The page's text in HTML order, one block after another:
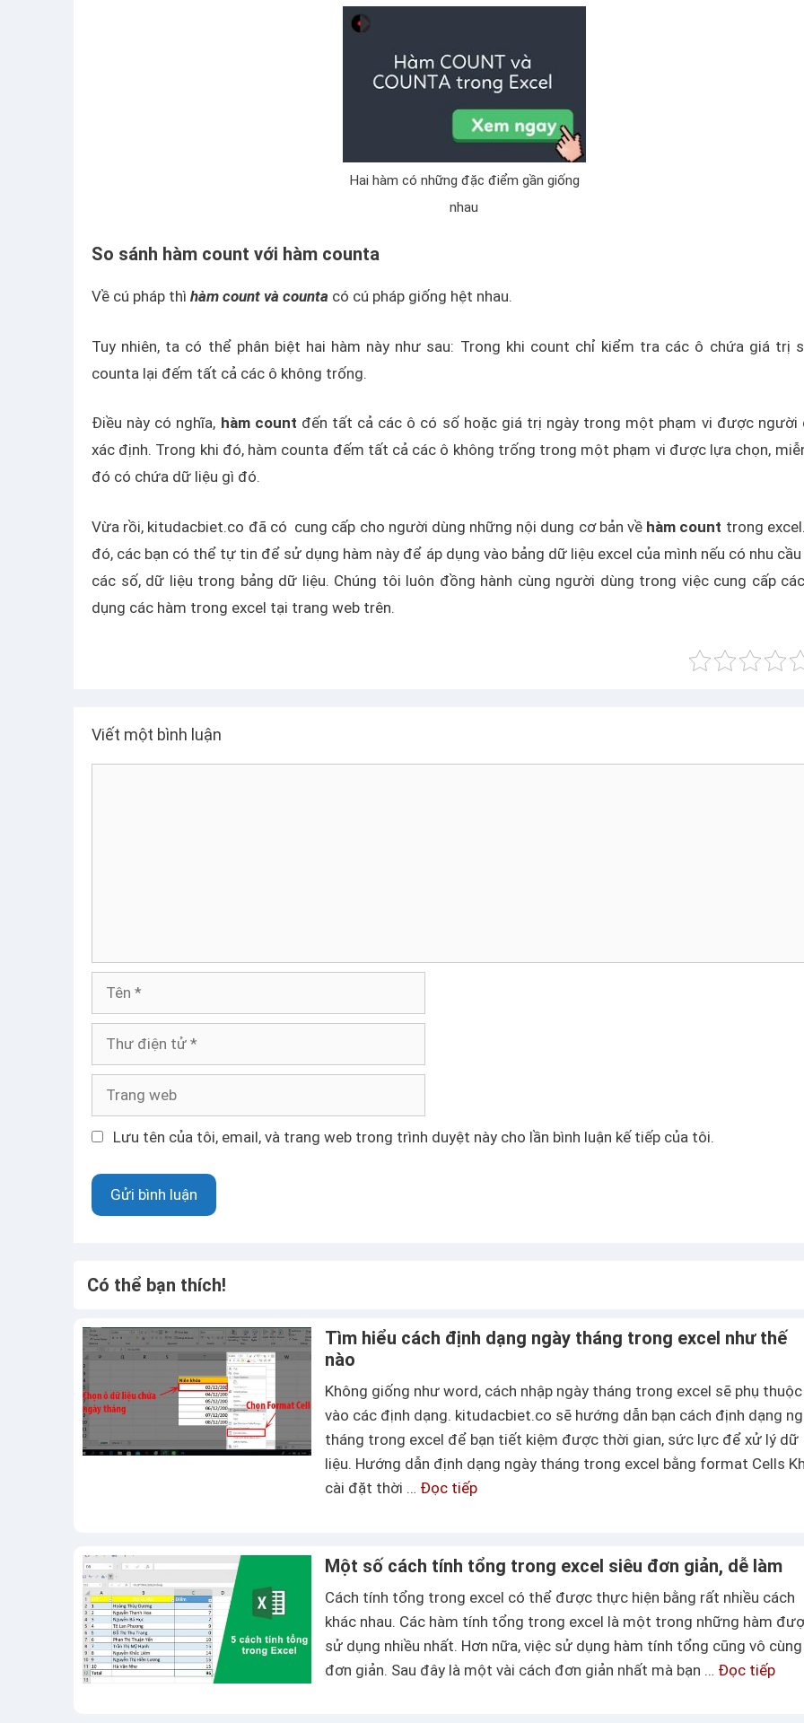
Hai hàm có những đặc điểm gần giống
nhau
So sánh hàm count với hàm counta
Về cú pháp thì hàm count và counta có cú pháp giống hệt nhau.
Tuy nhiên, ta có thể phân biệt hai hàm này như sau: Trong khi count chỉ kiểm tra các ô chứa giá trị
counta lại đếm tất cả các ô không trống.
Điều này có nghĩa, hàm count đến tất cả các ô có số hoặc giá trị ngày trong một phạm vi được người
xác định. Trong khi đó, hàm counta đếm tất cả các ô không trống trong một phạm vi được lựa chọn,
đó có chứa dữ liệu gì đó.
Vừa rồi, kitudacbiet.co đã có cung cấp cho người dùng những nội dung cơ bản về hàm count trong
đó, các bạn có thể tự tin để sử dụng hàm này để áp dụng vào bảng dữ liệu excel của mình nếu có nhu
các số, dữ liệu trong bảng dữ liệu. Chúng tôi luôn đồng hành cùng người dùng trong việc cung cấp
dụng các hàm trong excel tại trang web trên.
Viết một bình luận
i
n
t
a
g
w
Lưu tên của tôi, email, và trang web trong trình duyệt này cho lần bình luận kế tiếp của tôi.
Có thể bạn thích!
Tìm hiểu cách định dạng ngày tháng trong excel như thế
nào
Không giống như word, cách nhập ngày tháng trong excel sẽ phụ thuộc
vào các định dạng. kitudacbiet.co sẽ hướng dẫn bạn cách định dạng
tháng trong excel để bạn tiết kiệm được thời gian, sức lực để xử lý dữ
liệu. Hướng dẫn định dạng ngày tháng trong excel bằng format Cells
cài đặt thời … Đọc tiếp
h
á
Một số cách tính tổng trong excel siêu đơn giản, dễ làm
Cách tính tổng trong excel có thể được thực hiện bằng rất nhiều cách
khác nhau. Các hàm tính tổng trong excel là một trong những hàm
sử dụng nhiều nhất. Hơn nữa, việc sử dụng hàm tính tổng cũng vô cùng
đơn giản. Sau đây là một vài cách đơn giản nhất mà bạn … Đọc tiếp